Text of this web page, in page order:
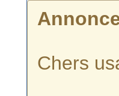
Chers